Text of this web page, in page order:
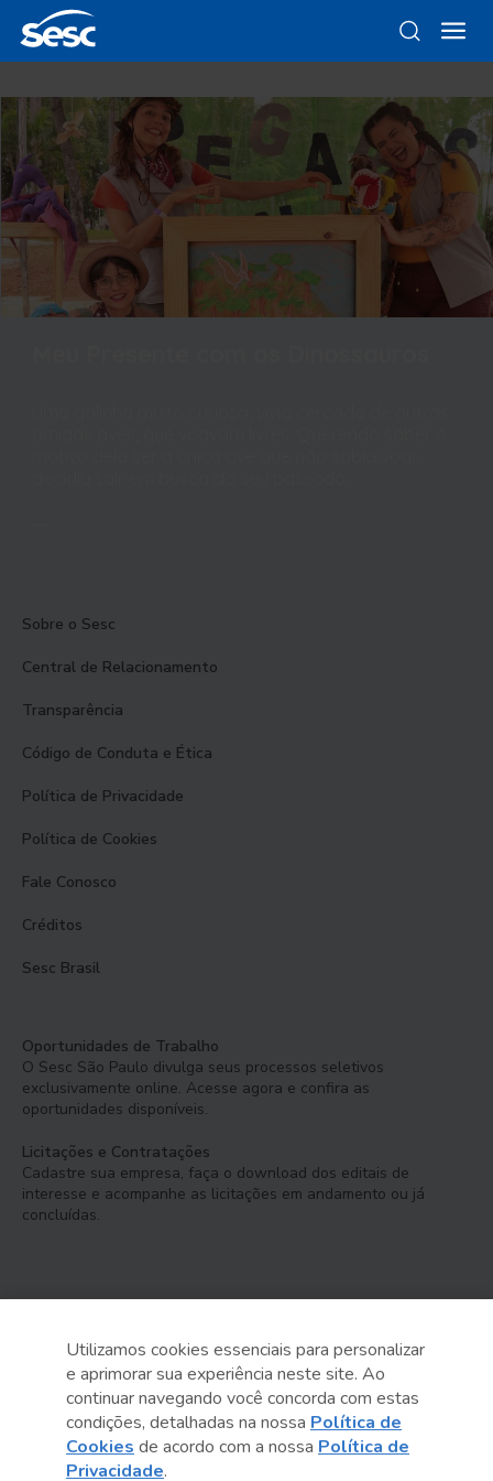
Sobre o Sesc
Central de Relacionamento
Transparência
Código de Conduta e Ética
Política de Privacidade
Política de Cookies
Fale Conosco
Créditos
Sesc Brasil
Oportunidades de Trabalho
O Sesc São Paulo divulga seus processos seletivos
exclusivamente online. Acesse agora e confira as
oportunidades disponíveis.
Licitações e Contratações
Cadastre sua empresa, faça o download dos editais de
interesse e acompanhe as licitações em andamento ou já
concluídas.
Serviço Social do Comércio
Administração Regional no Estado de São Paulo
Sesc São Paulo por aí:
Utilizamos cookies essenciais para personalizar
e aprimorar sua experiência neste site. Ao
continuar navegando você concorda com estas
condições, detalhadas na nossa Política de
Cookies de acordo com a nossa Política de
Privacidade.